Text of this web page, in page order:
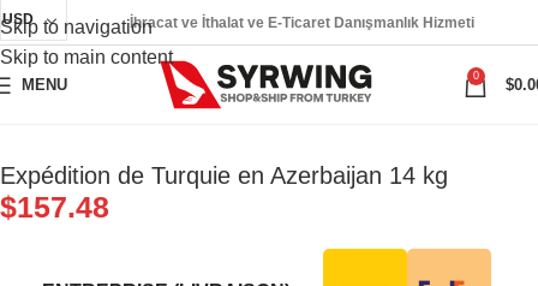
Skip to navigation
Skip to main content
USD İhracat ve İthalat ve E-Ticaret Danışmanlık Hizmeti
MENU
0
$
Expédition de Turquie en Azerbaijan 14 kg
$157.48